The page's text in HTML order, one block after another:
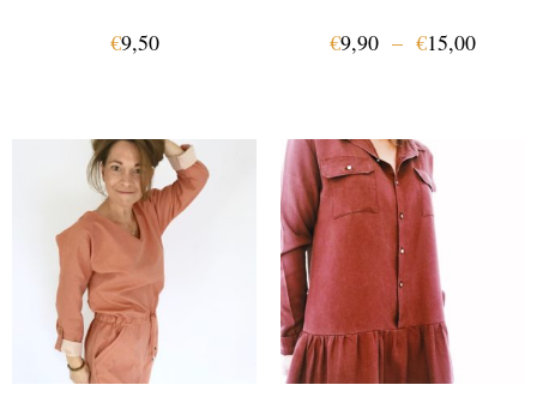
€9,50 €9,90 – €15,00